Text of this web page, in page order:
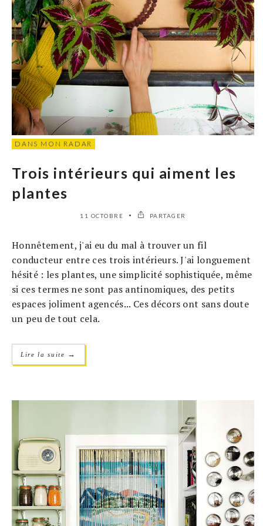
DANS MON RADAR
Trois intérieurs qui aiment les
plantes
11 OCTOBRE PARTAGER
Honnêtement, j'ai eu du mal à trouver un fil
conducteur entre ces trois intérieurs. J'ai longuement
hésité : les plantes, une simplicité sophistiquée, même
si ces termes ne sont pas antinomiques, des petits
espaces joliment agencés... Ces décors ont sans doute
un peu de tout cela.
Lire la suite →